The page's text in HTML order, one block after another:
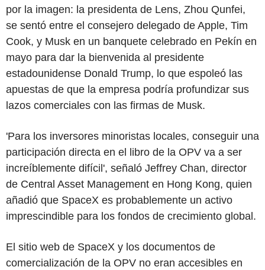
por la imagen: la presidenta de Lens, Zhou Qunfei,
se sentó entre el consejero delegado de Apple, Tim
Cook, y Musk en un banquete celebrado en Pekín en
mayo para dar la bienvenida al presidente
estadounidense Donald Trump, lo que espoleó las
apuestas de que la empresa podría profundizar sus
lazos comerciales con las firmas de Musk.
'Para los inversores minoristas locales, conseguir una
participación directa en el libro de la OPV va a ser
increíblemente difícil', señaló Jeffrey Chan, director
de Central Asset Management en Hong Kong, quien
añadió que SpaceX es probablemente un activo
imprescindible para los fondos de crecimiento global.
El sitio web de SpaceX y los documentos de
comercialización de la OPV no eran accesibles en